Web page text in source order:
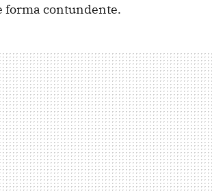
forma contundente.